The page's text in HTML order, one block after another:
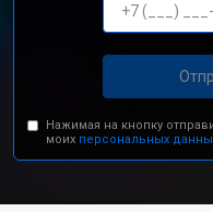
Нажимая на кнопку
моих персональных